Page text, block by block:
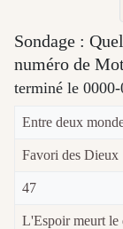
Sondage :
numéro de
terminé le
Entre deux
Favori des Dieux
47
L'Espoir meurt le